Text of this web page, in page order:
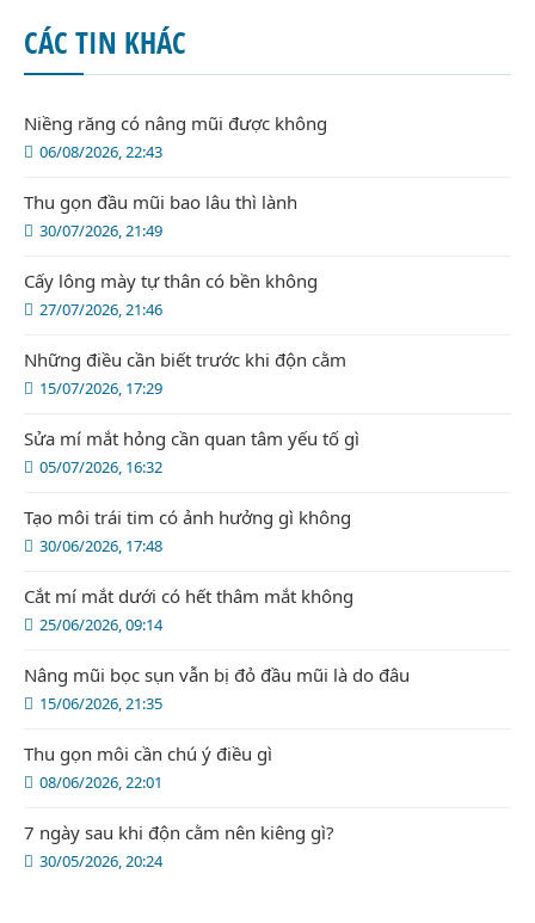
CÁC TIN KHÁC
06/08/2026, 22:43
Niềng răng có nâng mũi được không
30/07/2026, 21:49
Thu gọn đầu mũi bao lâu thì lành
27/07/2026, 21:46
Cấy lông mày tự thân có bền không
15/07/2026, 17:29
Những điều cần biết trước khi độn cằm
05/07/2026, 16:32
Sửa mí mắt hỏng cần quan tâm yếu tố gì
30/06/2026, 17:48
Tạo môi trái tim có ảnh hưởng gì không
25/06/2026, 09:14
Cắt mí mắt dưới có hết thâm mắt không
15/06/2026, 21:35
Nâng mũi bọc sụn vẫn bị đỏ đầu mũi là do đâu
08/06/2026, 22:01
Thu gọn môi cần chú ý điều gì
30/05/2026, 20:24
7 ngày sau khi độn cằm nên kiêng gì?